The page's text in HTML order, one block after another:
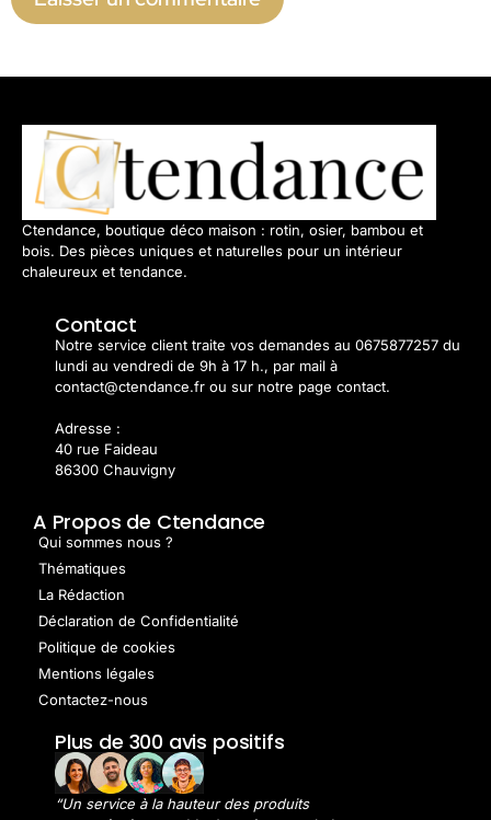
Ctendance, boutique déco maison : rotin, osier, bambou et
bois. Des pièces uniques et naturelles pour un intérieur
chaleureux et tendance.
Contact
Notre service client traite vos demandes au 0675877257 du
lundi au vendredi de 9h à 17 h., par mail à
contact@ctendance.fr ou sur notre page contact.
Adresse :
40 rue Faideau
86300 Chauvigny
A Propos de Ctendance
Qui sommes nous ?
Thématiques
La Rédaction
Déclaration de Confidentialité
Politique de cookies
Mentions légales
Contactez-nous
Plus de 300 avis positifs
“Un service à la hauteur des produits